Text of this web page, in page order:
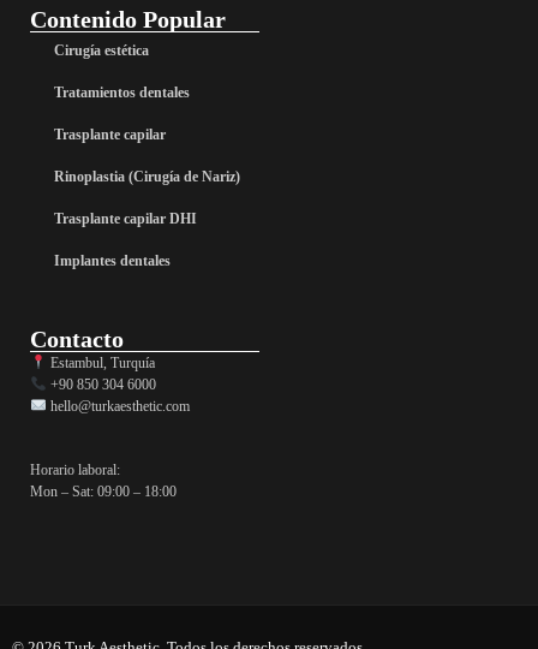
Contenido Popular
Cirugía estética
Tratamientos dentales
Trasplante capilar
Rinoplastia (Cirugía de Nariz)
Trasplante capilar DHI
Implantes dentales
Contacto
Estambul, Turquía
+90 850 304 6000
hello@turkaesthetic.com
Horario laboral:
Mon – Sat: 09:00 – 18:00